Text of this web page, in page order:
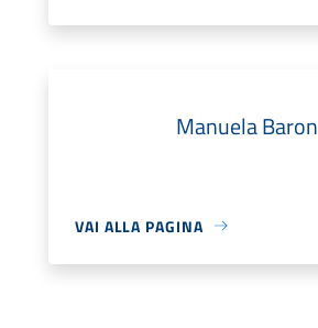
Manuela Baron
VAI ALLA PAGINA